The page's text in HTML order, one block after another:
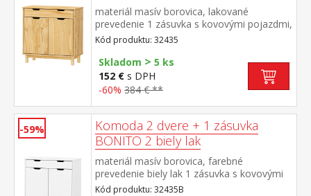
materiál masív borovica, lakované
prevedenie 1 zásuvka s kovovými pojazdmi,
2 dvierka, 1 polica
Kód produktu: 32435
Skladom > 5 ks
152 € s DPH
-60% 384 € **
-59%
Komoda 2 dvere + 1 zásuvka
BONITO 2 biely lak
materiál masív borovica, farebné
prevedenie biely lak 1 zásuvka s kovovými
pojazdmi, 2 dvierka, 1 polica
Kód produktu: 32435B